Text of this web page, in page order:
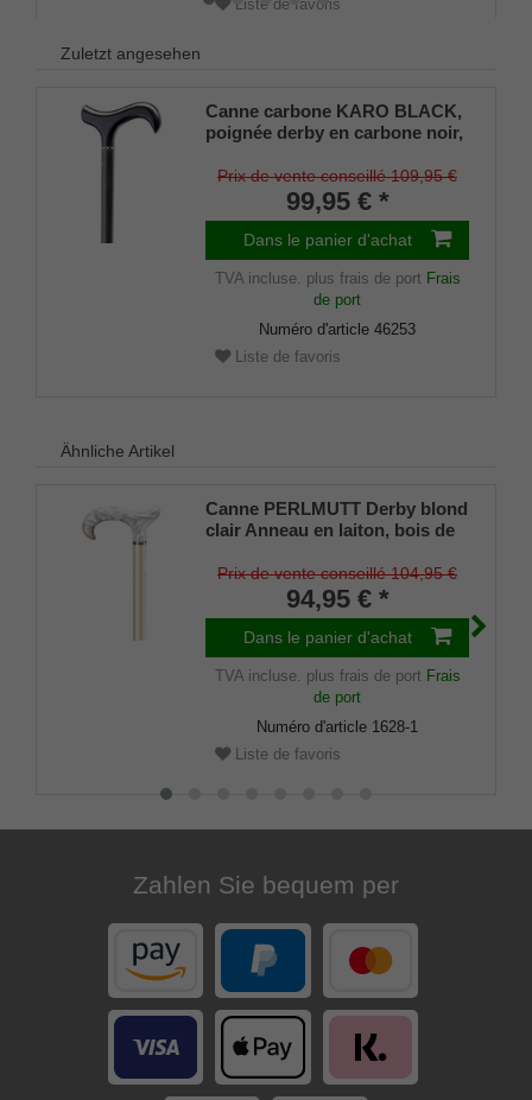
Liste de favoris
Zuletzt angesehen
Canne carbone KARO BLACK,
poignée derby en carbone noir,
réglable en hauteur, supporte
jusqu'à 110 Kg, amortisseur en
caoutchouc inclus
Prix de vente conseillé 109,95 €
99,95 € *
Dans le panier d'achat
TVA incluse. plus frais de port Frais
de port
Numéro d'article 46253
Liste de favoris
Ähnliche Artikel
Canne PERLMUTT Derby blond
clair Anneau en laiton, bois de
clair, poignée en acrylique
Prix de vente conseillé 104,95 €
94,95 € *
Dans le panier d'achat
TVA incluse. plus frais de port Frais
de port
Numéro d'article 1628-1
Liste de favoris
Zahlen Sie bequem per